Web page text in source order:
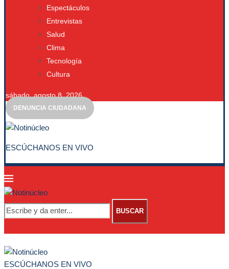
Espectáculos
Entrevistas
Salud
Clima
Tecnología
Cultura
sábado, agosto 8, 2026
DENUNCIA CIUDADANA
ESCÚCHANOS EN VIVO
BUSCAR
ESCÚCHANOS EN VIVO